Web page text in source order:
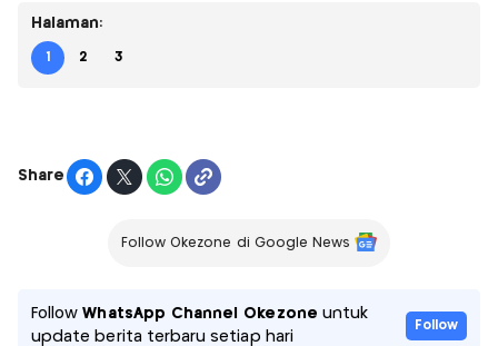
Halaman:
1 2 3
Share
Follow Okezone di Google News
FollowWhatsApp Channel Okezone untuk
update berita terbaru setiap hari
Follow